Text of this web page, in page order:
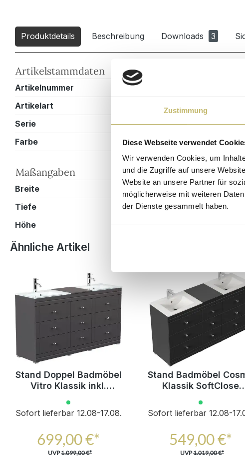
Zustimmung
Diese Webseite verwendet
Wir verwenden Cookies, um
und die Zugriffe auf unsere
Website an unsere Partner für
möglicherweise mit weiteren
der Dienste gesammelt haben.
Produktdetails Beschreibung Downloads 3
Artikelstammdaten
Artikelnummer
Artikelart
Doppelbadmöbel
Serie
Vitro
Farbe
Schwarz
Maßangaben
Breite
Tiefe
46,9 cm
Höhe
88,6 cm
Produktgalerie überspringen
Ähnliche Artikel
Stand Doppel Badmöbel
Vitro Klassik inkl.
Sofort lieferbar 12.08-17.08.
699,00 €*
UVP1.099,00 €*
Stand Badmöbel
Klassik SoftClose
Sofort lieferbar 12.08-
549,00 €*
UVP1.019,00 €*